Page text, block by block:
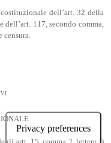
dell’art. 32 della
117, secondo comma,
censura.